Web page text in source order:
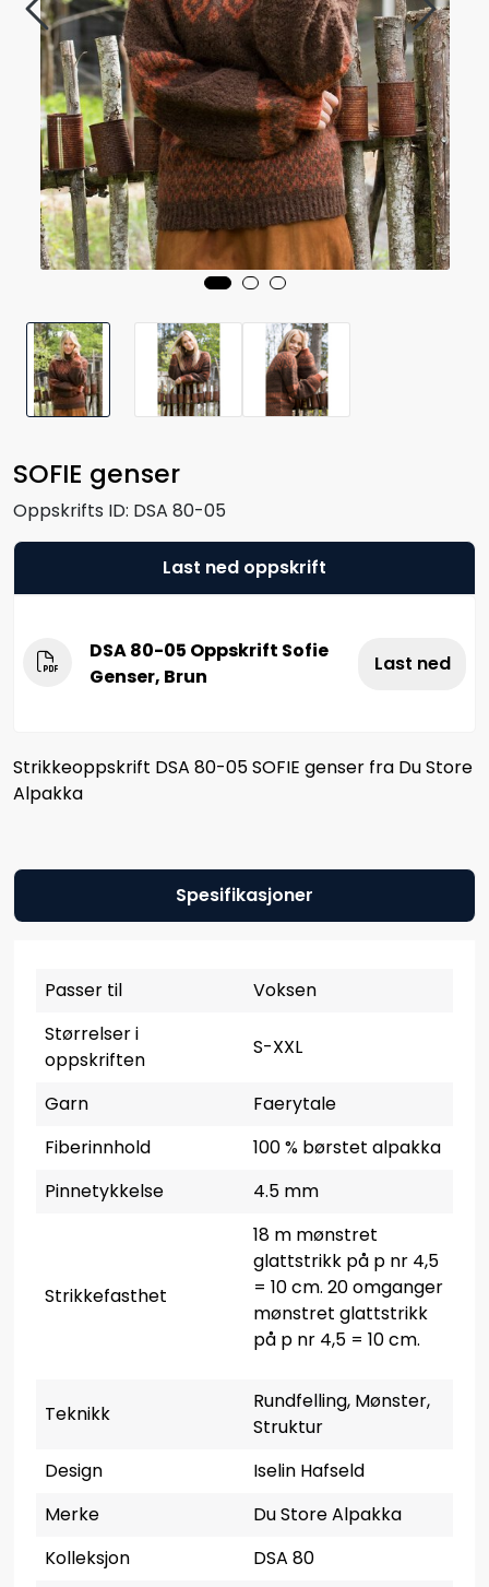
SOFIE genser
Oppskrifts ID: DSA 80-05
Last ned oppskrift
DSA 80-05 Oppskrift Sofie
Genser, Brun
Last ned
Strikkeoppskrift DSA 80-05 SOFIE genser fra Du Store
Alpakka
Spesifikasjoner
Passer til
Voksen
Størrelser i
oppskriften
S-XXL
Garn
Faerytale
Fiberinnhold
100 % børstet alpakka
Pinnetykkelse
4.5 mm
Strikkefasthet
18 m mønstret
glattstrikk på p nr 4,5
= 10 cm. 20 omganger
mønstret glattstrikk
på p nr 4,5 = 10 cm.
Teknikk
Rundfelling, Mønster,
Struktur
Design
Iselin Hafseld
Merke
Du Store Alpakka
Kolleksjon
DSA 80